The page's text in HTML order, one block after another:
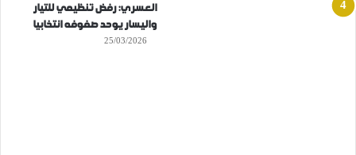
العسري: رفض تنظيمي للتيار
واليسار يوحد صفوفه انتخابيا
25/03/2026